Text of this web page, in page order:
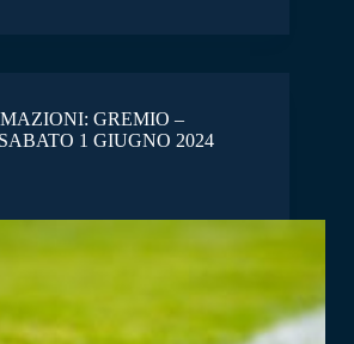
GREMIO –
1 GIUGNO 2024